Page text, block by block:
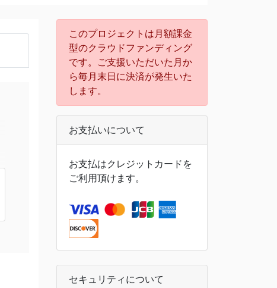
このプロジェクトは月額課金
型のクラウドファンディング
です。ご支援いただいた月か
ら毎月末日に決済が発生いた
します。
お支払いについて
お支払はクレジットカードを
ご利用頂けます。
セキュリティについて